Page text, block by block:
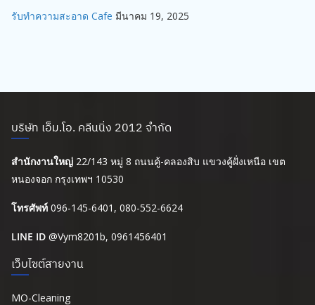
รับทำความสะอาด Cafe มีนาคม 19, 2025
บริษัท เอ็ม.โอ. คลีนนิ่ง 2012 จำกัด
สำนักงานใหญ่ 22/143 หมู่ 8 ถนนคู้-คลองสิบ แขวงคู้ฝั่งเหนือ เขต
หนองจอก กรุงเทพฯ 10530
โทรศัพท์ 096-145-6401, 080-552-6624
LINE ID @Vym8201b, 0961456401
เว็บไซต์สายงาน
MO-Cleaning